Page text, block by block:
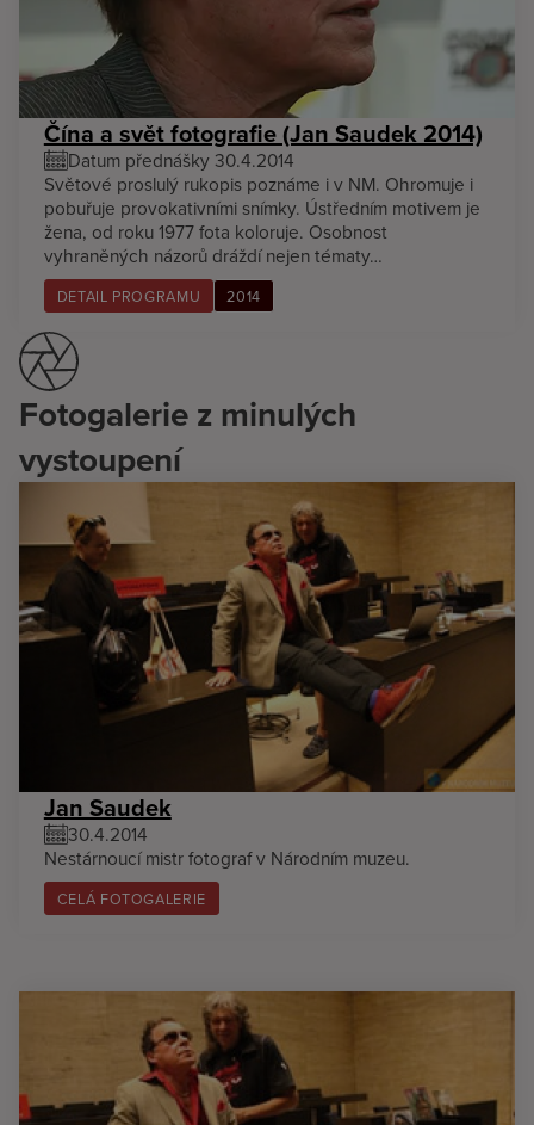
Čína a svět fotografie (Jan Saudek 2014)
Datum přednášky 30.4.2014
Světové proslulý rukopis poznáme i v NM. Ohromuje i
pobuřuje provokativními snímky. Ústředním motivem je
žena, od roku 1977 fota koloruje. Osobnost
vyhraněných názorů dráždí nejen tématy…
DETAIL PROGRAMU 2014
Fotogalerie z minulých
vystoupení
Jan Saudek
30.4.2014
Nestárnoucí mistr fotograf v Národním muzeu.
CELÁ FOTOGALERIE